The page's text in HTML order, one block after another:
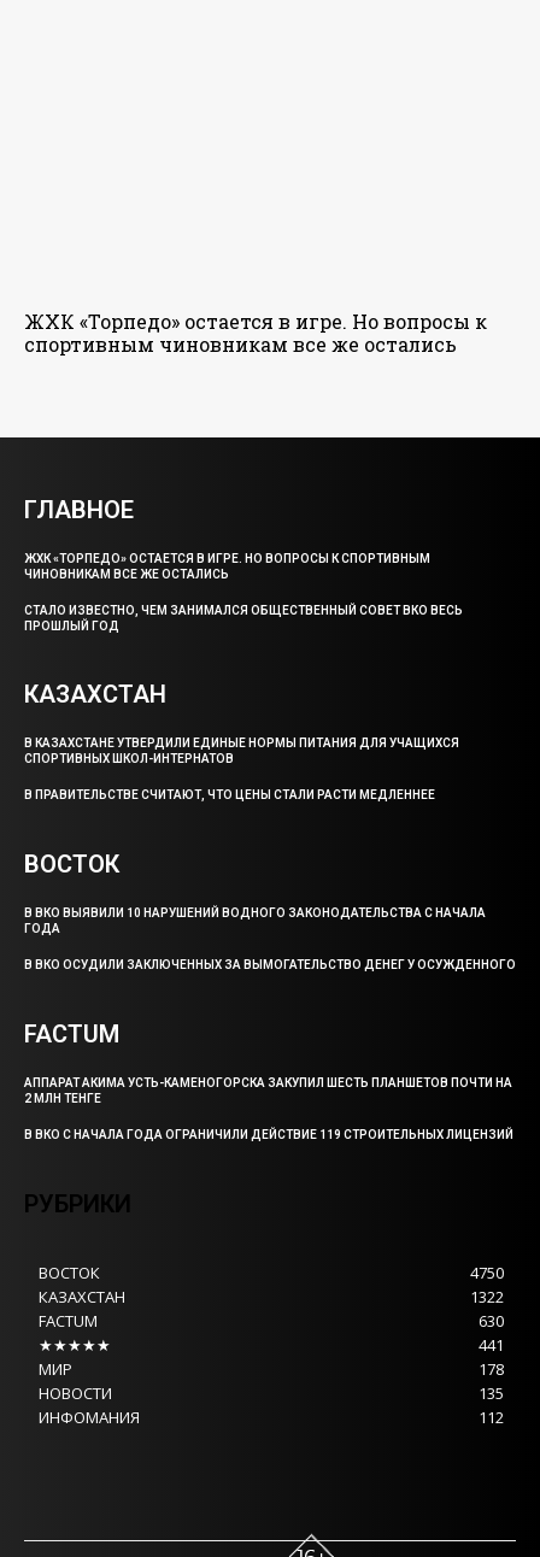
ЖХК «Торпедо» остается в игре. Но вопросы к
спортивным чиновникам все же остались
ГЛАВНОЕ
ЖХК «ТОРПЕДО» ОСТАЕТСЯ В ИГРЕ. НО ВОПРОСЫ К СПОРТИВНЫМ
ЧИНОВНИКАМ ВСЕ ЖЕ ОСТАЛИСЬ
СТАЛО ИЗВЕСТНО, ЧЕМ ЗАНИМАЛСЯ ОБЩЕСТВЕННЫЙ СОВЕТ ВКО ВЕСЬ
ПРОШЛЫЙ ГОД
КАЗАХСТАН
В КАЗАХСТАНЕ УТВЕРДИЛИ ЕДИНЫЕ НОРМЫ ПИТАНИЯ ДЛЯ УЧАЩИХСЯ
СПОРТИВНЫХ ШКОЛ-ИНТЕРНАТОВ
В ПРАВИТЕЛЬСТВЕ СЧИТАЮТ, ЧТО ЦЕНЫ СТАЛИ РАСТИ МЕДЛЕННЕЕ
ВОСТОК
В ВКО ВЫЯВИЛИ 10 НАРУШЕНИЙ ВОДНОГО ЗАКОНОДАТЕЛЬСТВА С НАЧАЛА
ГОДА
В ВКО ОСУДИЛИ ЗАКЛЮЧЕННЫХ ЗА ВЫМОГАТЕЛЬСТВО ДЕНЕГ У ОСУЖДЕННОГО
FACTUM
АППАРАТ АКИМА УСТЬ-КАМЕНОГОРСКА ЗАКУПИЛ ШЕСТЬ ПЛАНШЕТОВ ПОЧТИ НА
2 МЛН ТЕНГЕ
В ВКО С НАЧАЛА ГОДА ОГРАНИЧИЛИ ДЕЙСТВИЕ 119 СТРОИТЕЛЬНЫХ ЛИЦЕНЗИЙ
РУБРИКИ
ВОСТОК
4750
КАЗАХСТАН
1322
FACTUM
630
★★★★★
441
МИР
178
НОВОСТИ
135
ИНФОМАНИЯ
112